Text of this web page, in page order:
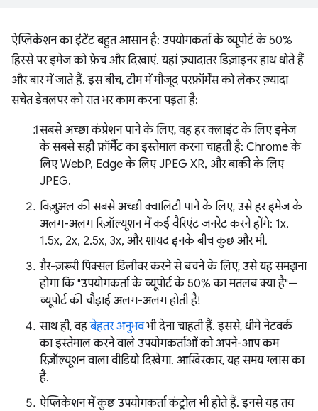
ऐप्लिकेशन का इंटेंट बहुत आसान है: उपयोगकर्ता के व्यूपोर्ट के 50%
हिस्से पर इमेज को फ़ेच और दिखाएं. यहां ज़्यादातर डिज़ाइनर हाथ धोते हैं
और बार में जाते हैं. इस बीच, टीम में मौजूद परफ़ॉर्मेंस को लेकर ज़्यादा
सचेत डेवलपर को रात भर काम करना पड़ता है:
सबसे अच्छा कंप्रेशन पाने के लिए, वह हर क्लाइंट के लिए इमेज
के सबसे सही फ़ॉर्मैट का इस्तेमाल करना चाहती है: Chrome के
लिए WebP, Edge के लिए JPEG XR, और बाकी के लिए
JPEG.
विज़ुअल की सबसे अच्छी क्वालिटी पाने के लिए, उसे हर इमेज के
अलग-अलग रिज़ॉल्यूशन में कई वैरिएंट जनरेट करने होंगे: 1x,
1.5x, 2x, 2.5x, 3x, और शायद इनके बीच कुछ और भी.
ग़ैर-ज़रूरी पिक्सल डिलीवर करने से बचने के लिए, उसे यह समझना
होगा कि "उपयोगकर्ता के व्यूपोर्ट के 50% का मतलब क्या है"—
व्यूपोर्ट की चौड़ाई अलग-अलग होती है!
साथ ही, वहबेहतर अनुभवभी देना चाहती हैं. इससे, धीमे नेटवर्क
का इस्तेमाल करने वाले उपयोगकर्ताओं को अपने-आप कम
रिज़ॉल्यूशन वाला वीडियो दिखेगा. आखिरकार, यह समय ग्लास का
है.
ऐप्लिकेशन में कुछ उपयोगकर्ता कंट्रोल भी होते हैं. इनसे यह तय